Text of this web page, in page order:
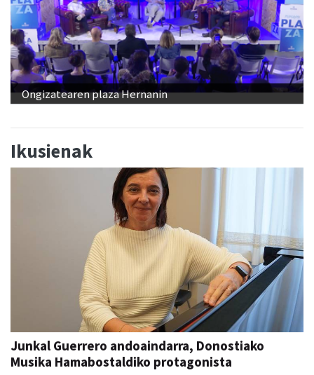
Ongizatearen plaza Hernanin
Ikusienak
Junkal Guerrero andoaindarra, Donostiako
Musika Hamabostaldiko protagonista